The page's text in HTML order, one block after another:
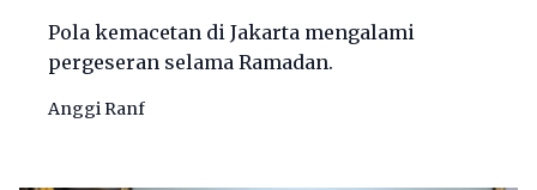
Pagi Mundur, Sore Maju!
Pola kemacetan di Jakarta mengalami
pergeseran selama Ramadan.
Anggi Ranf